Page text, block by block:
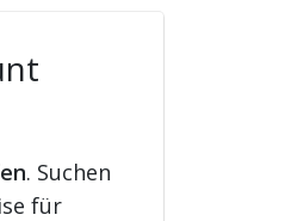
. Suchen
für